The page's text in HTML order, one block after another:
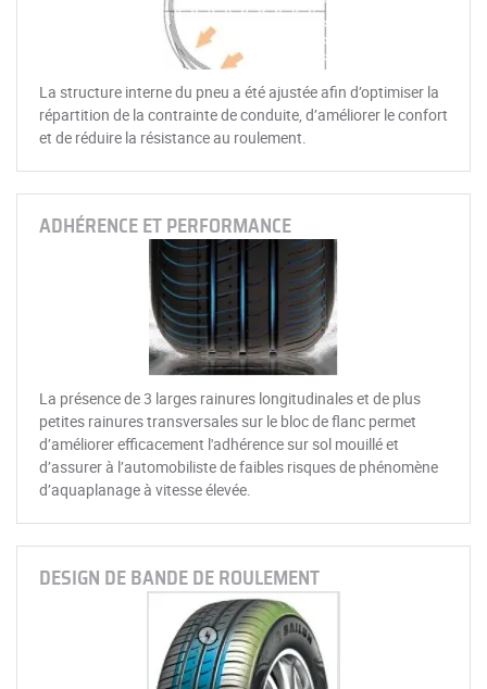
La structure interne du pneu a été ajustée afin d’optimiser la
répartition de la contrainte de conduite, d’améliorer le confort
et de réduire la résistance au roulement.
ADHÉRENCE ET PERFORMANCE
La présence de 3 larges rainures longitudinales et de plus
petites rainures transversales sur le bloc de flanc permet
d’améliorer efficacement l'adhérence sur sol mouillé et
d’assurer à l’automobiliste de faibles risques de phénomène
d’aquaplanage à vitesse élevée.
DESIGN DE BANDE DE ROULEMENT